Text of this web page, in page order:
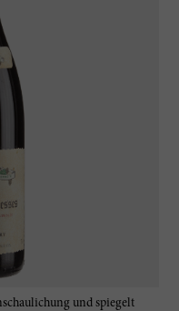
und spiegelt